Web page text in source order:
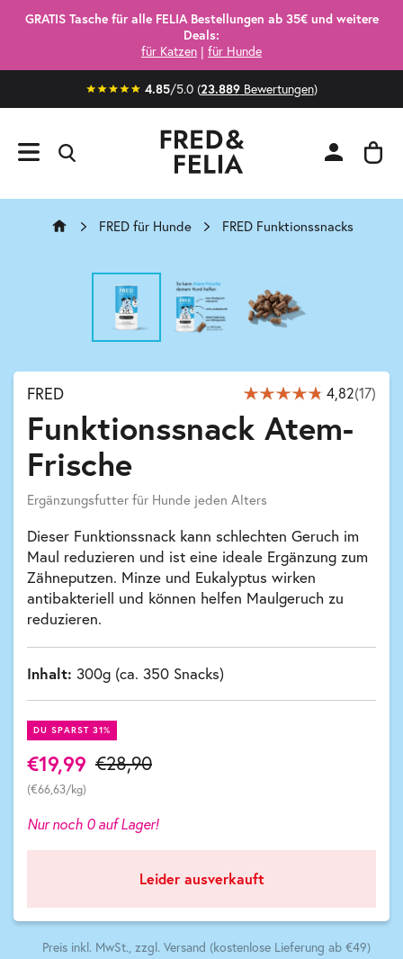
GRATIS Tasche für alle FELIA Bestellungen ab 35€ und weitere
Deals:
für Katzen | für Hunde
4.85/5.0 (23.889Bewertungen)
FRED für Hunde FRED Funktionssnacks
FRED 4,82(17)
Funktionssnack Atem-
Frische
Ergänzungsfutter für Hunde jeden Alters
Dieser Funktionssnack kann schlechten Geruch im
Maul reduzieren und ist eine ideale Ergänzung zum
Zähneputzen. Minze und Eukalyptus wirken
antibakteriell und können helfen Maulgeruch zu
reduzieren.
Inhalt: 300g (ca. 350 Snacks)
DU SPARST 31%
€19,99 €28,90
(€66,63/kg)
Nur noch 0 auf Lager!
Leider ausverkauft
Preis inkl. MwSt., zzgl. Versand (kostenlose Lieferung ab €49)